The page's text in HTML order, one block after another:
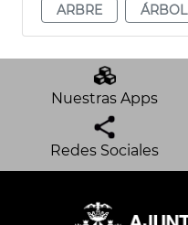
ARBRE
ÁRBOL
Nuestras Apps
Redes Sociales